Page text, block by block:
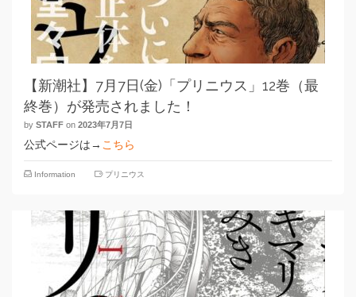
【新潮社】7月7日(金)「プリニウス」12巻（最
終巻）が発売されました！
by STAFF on 2023年7月7日
公式ページは→ こちら
Information プリニウス